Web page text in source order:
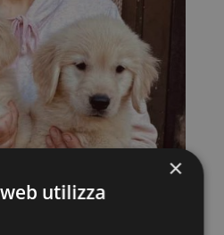
×
utilizza